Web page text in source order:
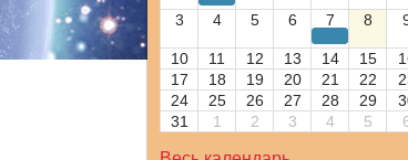
3 4 5 6 7 8
10 11 12 13 14 15
17
18 19 20 21 22
24
25 26 27 28 29
31
1 2 3 4 5